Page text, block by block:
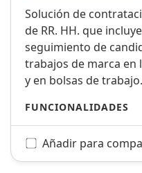
Solución de
de RR. HH. que
seguimiento de
trabajos de marca en
y en bolsas de trabajo.
FUNCIONALIDADES
Añadir para